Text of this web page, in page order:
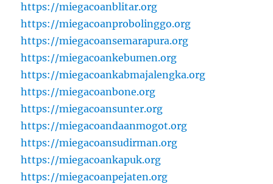
https://miegacoanblitar.org
https://miegacoanprobolinggo.org
https://miegacoansemarapura.org
https://miegacoankebumen.org
https://miegacoankabmajalengka.org
https://miegacoanbone.org
https://miegacoansunter.org
https://miegacoandaanmogot.org
https://miegacoansudirman.org
https://miegacoankapuk.org
https://miegacoanpejaten.org